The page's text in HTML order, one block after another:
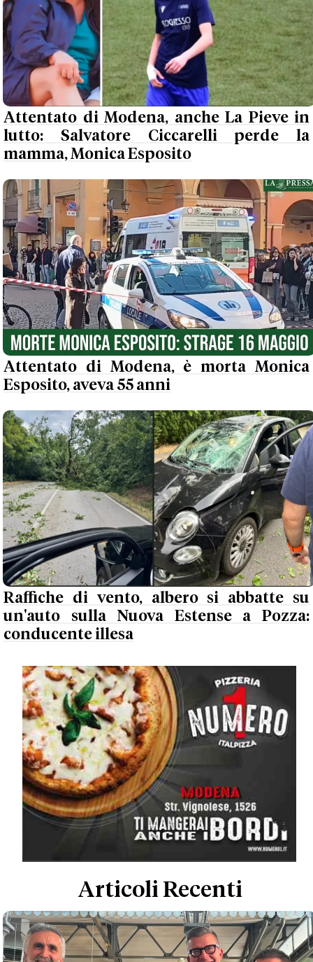
Attentato di Modena, anche La Pieve in
lutto: Salvatore Ciccarelli perde la
mamma, Monica Esposito
Attentato di Modena, è morta Monica
Esposito, aveva 55 anni
Raffiche di vento, albero si abbatte su
un'auto sulla Nuova Estense a Pozza:
conducente illesa
Articoli Recenti